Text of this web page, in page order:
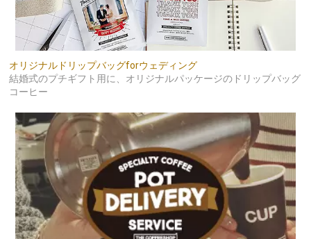
オリジナルドリップバッグforウェディング
結婚式のプチギフト用に、オリジナルパッケージのドリップバッグ
コーヒー